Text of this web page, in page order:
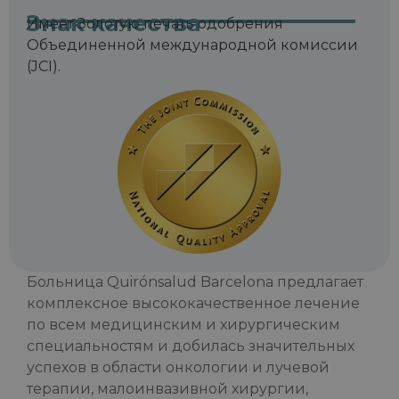
Знак качества
Имеет Золотую печать одобрения
Объединенной международной комиссии
(JCI).
Больница Quirónsalud Barcelona предлагает
комплексное высококачественное лечение
по всем медицинским и хирургическим
специальностям и добилась значительных
успехов в области онкологии и лучевой
терапии, малоинвазивной хирургии,